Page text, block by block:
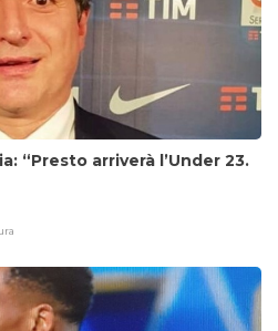
“Presto arriverà l’Under 23.